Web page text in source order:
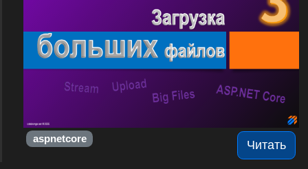
Читать
aspnetcore